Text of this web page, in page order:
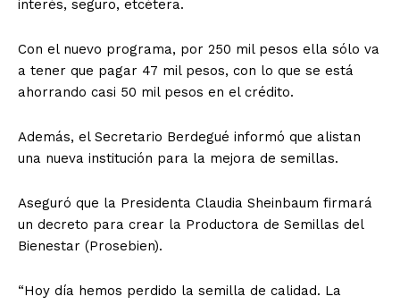
interés, seguro, etcétera.
Con el nuevo programa, por 250 mil pesos ella sólo va
a tener que pagar 47 mil pesos, con lo que se está
ahorrando casi 50 mil pesos en el crédito.
Además, el Secretario Berdegué informó que alistan
una nueva institución para la mejora de semillas.
Aseguró que la Presidenta Claudia Sheinbaum firmará
un decreto para crear la Productora de Semillas del
Bienestar (Prosebien).
“Hoy día hemos perdido la semilla de calidad. La